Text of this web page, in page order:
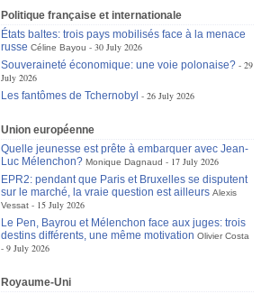
Politique française et internationale
États baltes: trois pays mobilisés face à la menace
russe Céline Bayou
30 July 2026
Souveraineté économique: une voie polonaise?
29
July 2026
Les fantômes de Tchernobyl
26 July 2026
Union européenne
Quelle jeunesse est prête à embarquer avec Jean-
Luc Mélenchon? Monique Dagnaud
17 July 2026
EPR2: pendant que Paris et Bruxelles se disputent
sur le marché, la vraie question est ailleurs Alexis
Vessat
15 July 2026
Le Pen, Bayrou et Mélenchon face aux juges: trois
destins différents, une même motivation Olivier Costa
9 July 2026
Royaume-Uni